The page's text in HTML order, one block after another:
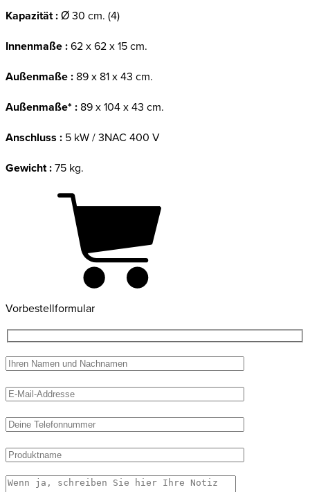
Kapazität : Ø 30 cm. (4)
Innenmaße : 62 x 62 x 15 cm.
Außenmaße : 89 x 81 x 43 cm.
Außenmaße* : 89 x 104 x 43 cm.
Anschluss : 5 kW / 3NAC 400 V
Gewicht : 75 kg.
Vorbestellformular